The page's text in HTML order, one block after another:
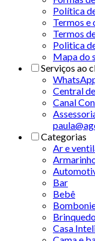
Política
Termos e
Termos
Politica
Mapa do
Serviços ao
Central
Canal
Categorias
Ar e
Bar
Bebê
Casa